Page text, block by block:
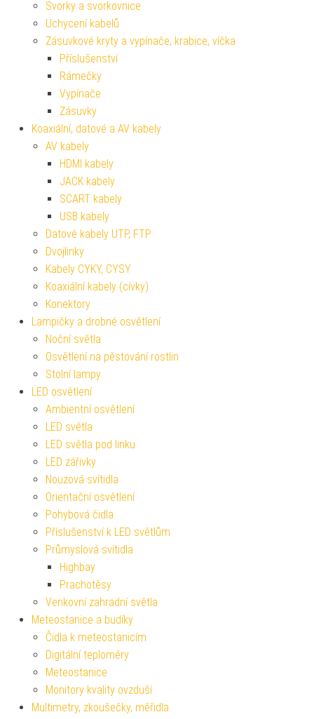
Svorky a svorkovnice
Uchycení kabelů
Zásuvkové kryty a vypínače, krabice, víčka
Příslušenství
Rámečky
Vypínače
Zásuvky
Koaxiální, datové a AV kabely
AV kabely
HDMI kabely
JACK kabely
SCART kabely
USB kabely
Datové kabely UTP, FTP
Dvojlinky
Kabely CYKY, CYSY
Koaxiální kabely (cívky)
Konektory
Lampičky a drobné osvětlení
Noční světla
Osvětlení na pěstování rostlin
Stolní lampy
LED osvětlení
Ambientní osvětlení
LED světla
LED světla pod linku
LED zářivky
Nouzová svítidla
Orientační osvětlení
Pohybová čidla
Příslušenství k LED světlům
Průmyslová svítidla
Highbay
Prachotěsy
Venkovní zahradní světla
Meteostanice a budíky
Čidla k meteostanicím
Digitální teploměry
Meteostanice
Monitory kvality ovzduší
Multimetry, zkoušečky, měřidla